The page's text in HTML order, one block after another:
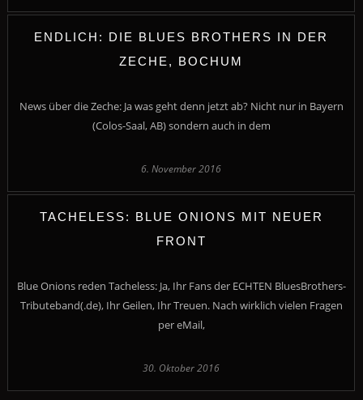
ENDLICH: DIE BLUES BROTHERS IN DER
ZECHE, BOCHUM
News über die Zeche: Ja was geht denn jetzt ab? Nicht nur in Bayern
(Colos-Saal, AB) sondern auch in dem
6. November 2016
TACHELESS: BLUE ONIONS MIT NEUER
FRONT
Blue Onions reden Tacheless: Ja, Ihr Fans der ECHTEN BluesBrothers-
Tributeband(.de), Ihr Geilen, Ihr Treuen. Nach wirklich vielen Fragen
per eMail,
30. Oktober 2016